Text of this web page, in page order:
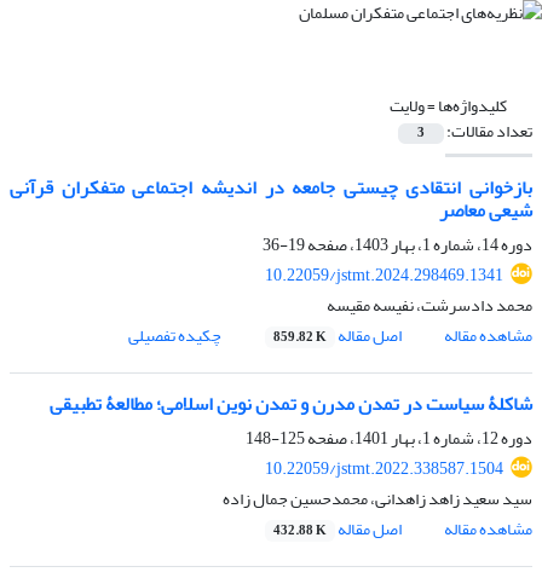
کلیدواژه‌ها =ولایت
تعداد مقالات: 3
بازخوانی انتقادی چیستی جامعه در اندیشه اجتماعی متفکران قرآنی
شیعی معاصر
دوره 14، شماره 1، بهار 1403، صفحه
19-36
10.22059/jstmt.2024.298469.1341
محمد دادسرشت، نفیسه مقیسه
مشاهده مقاله
اصل مقاله 859.82 K چکیده تفصیلی
شاکلۀ سیاست در تمدن مدرن و تمدن نوین اسلامی؛ مطالعۀ تطبیقی
دوره 12، شماره 1، بهار 1401، صفحه
125-148
10.22059/jstmt.2022.338587.1504
سید سعید زاهد زاهدانی، محمدحسین جمال زاده
مشاهده مقاله
اصل مقاله 432.88 K